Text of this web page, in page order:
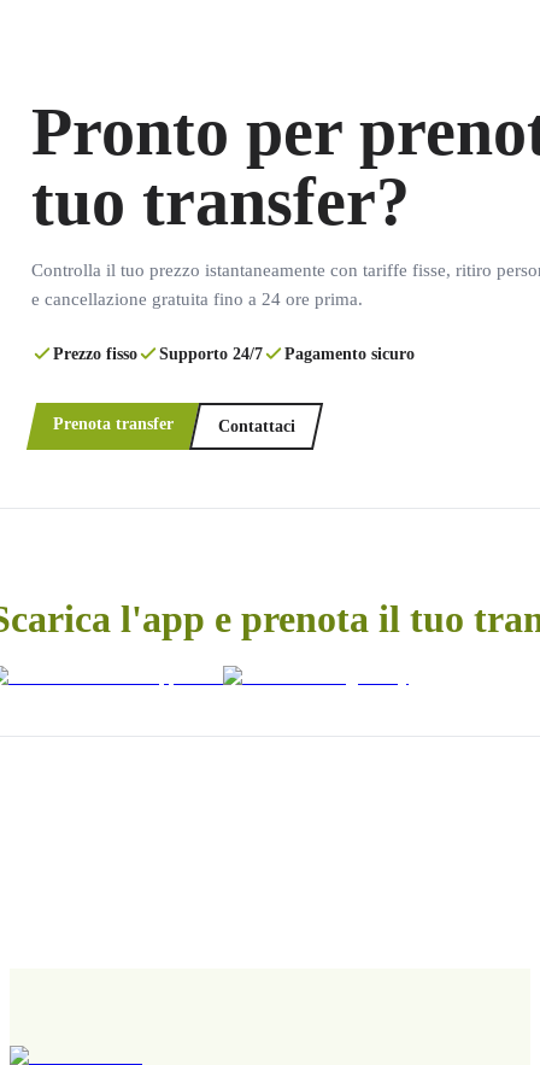
Pronto per
tuo transfer?
Controlla il tuo prezzo istantaneamente con tariffe fisse, ritiro
e cancellazione gratuita fino a 24 ore prima.
Prezzo fisso Supporto 24/7 Pagamento sicuro
Prenota transfer Contattaci
l'app e prenota il tuo